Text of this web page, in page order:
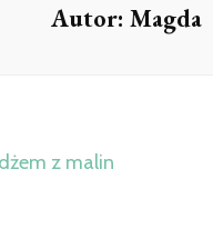
Autor: Magda